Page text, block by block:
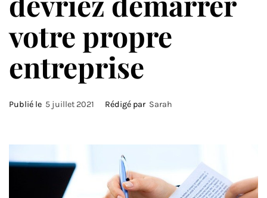
votre propre
entreprise
Publié le 5 juillet 2021 Rédigé par Sarah